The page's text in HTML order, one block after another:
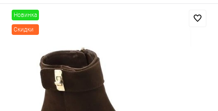
Новинка
Скидки